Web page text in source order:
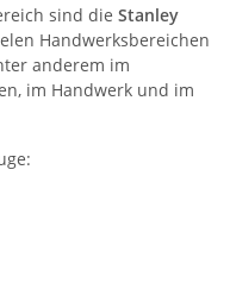
sind die Stanley
Handwerksbereichen
anderem im
im Handwerk und im